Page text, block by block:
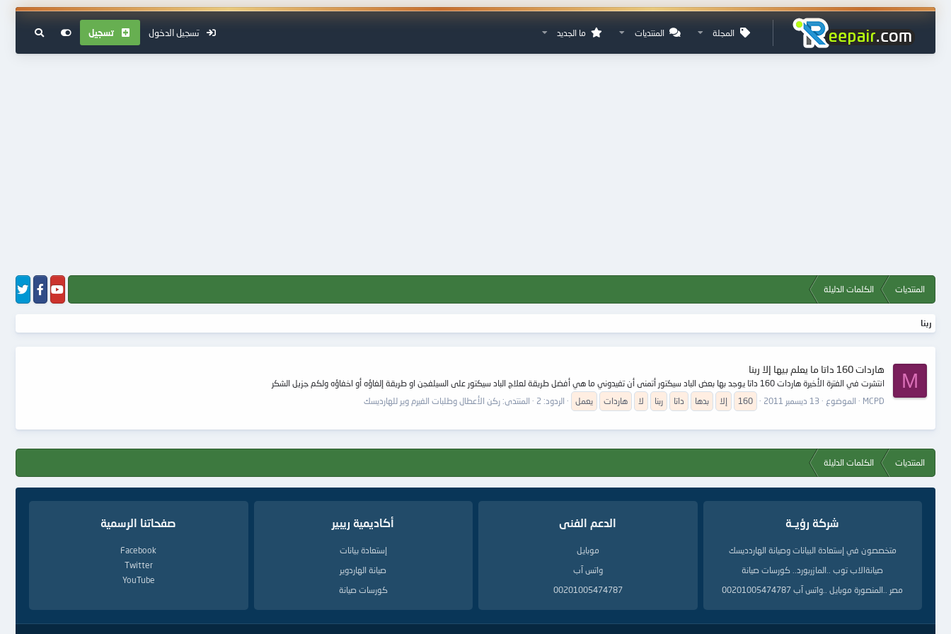
المجلة المنتديات ما الجديد تسجيل الدخول تسجيل
المنتديات الكلمات الدليلة
ربنا
M
هاردات 160 داتا ما يعلم بيها إلا ربنا
انتشرت في الفترة الأخيرة هاردات 160 داتا يوجد بها بعض الباد سيكتور أتمنى أن تفيدوني ما هي أفضل طريقة لعلاج الباد سيكتور على السيلفجن او طريقة إلغاؤه أو اخفاؤه ولكم جزيل الشكر
MCPD
الموضوع 13 ديسمبر 2011 160 إلا بدها داتا ربنا لا هاردات يعمل الردود: 2 المنتدى: ركن الأعطال وطلبات الفيرم وير للهارديسك
المنتديات الكلمات الدليلة
شركة رؤيــة
متخصصون في إستعادة البيانات وصيانة الهاردديسك
صيانةالاب توب ..المازربورد.. كورسات صيانة
مصر ..المنصورة موبايل ..واتس آب 00201005474787
الدعم الفنى
موبايل
واتس آب
00201005474787
أكاديمية ريبير
إستعادة بيانات
صيانة الهاردوير
كورسات صيانة
صفحاتنا الرسمية
Facebook
Twitter
YouTube